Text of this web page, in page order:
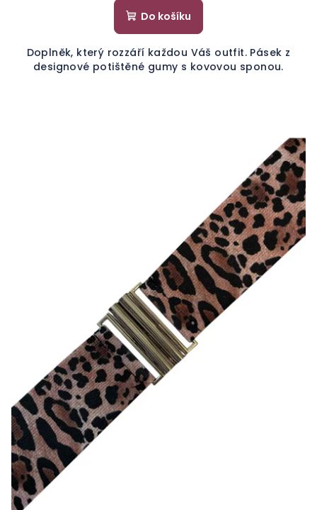
Do košíku
Doplněk, který rozzáří každou Váš outfit. Pásek z
designové potištěné gumy s kovovou sponou.